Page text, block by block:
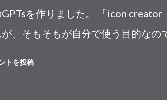
を作りました。 「icon
が、そもそもが自分で使う目的なの
トを投稿